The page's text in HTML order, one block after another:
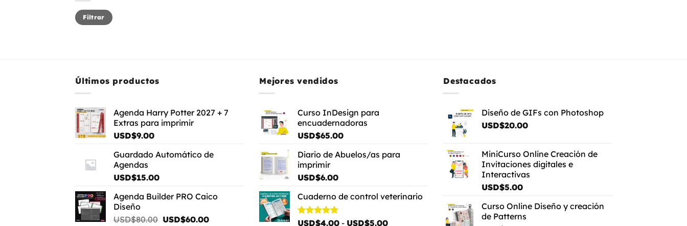
Precio
mínimo
Precio
máximo
Filtrar
Últimos productos
Agenda Harry Potter 2027 + 7
Extras para imprimir
USD$9.00
Guardado Automático de
Agendas
USD$15.00
Agenda Builder PRO Caico
Diseño
USD$80.00 El
USD$60.00El
Mejores vendidos
Curso InDesign para
encuadernadoras
USD$65.00
Diario de Abuelos/as para
imprimir
USD$6.00
Cuaderno de control veterinario
Valorado
USD$4.00 - USD$5.00Rango
Destacados
Diseño de GIFs con Photoshop
USD$20.00
MiniCurso Online Creación de
Invitaciones digitales e
Interactivas
USD$5.00
Curso Online Diseño y creación
de Patterns